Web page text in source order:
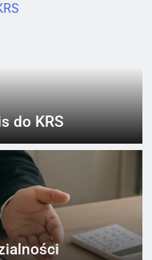
do KRS